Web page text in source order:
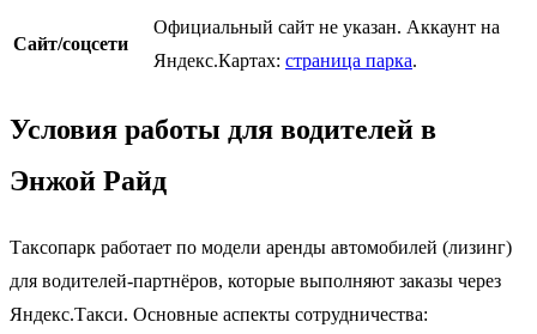
Сайт/соцсети
Официальный сайт не указан. Аккаунт на
Яндекс.Картах: страница парка.
Условия работы для водителей в
Энжой Райд
Таксопарк работает по модели аренды автомобилей (лизинг)
для водителей-партнёров, которые выполняют заказы через
Яндекс.Такси. Основные аспекты сотрудничества: